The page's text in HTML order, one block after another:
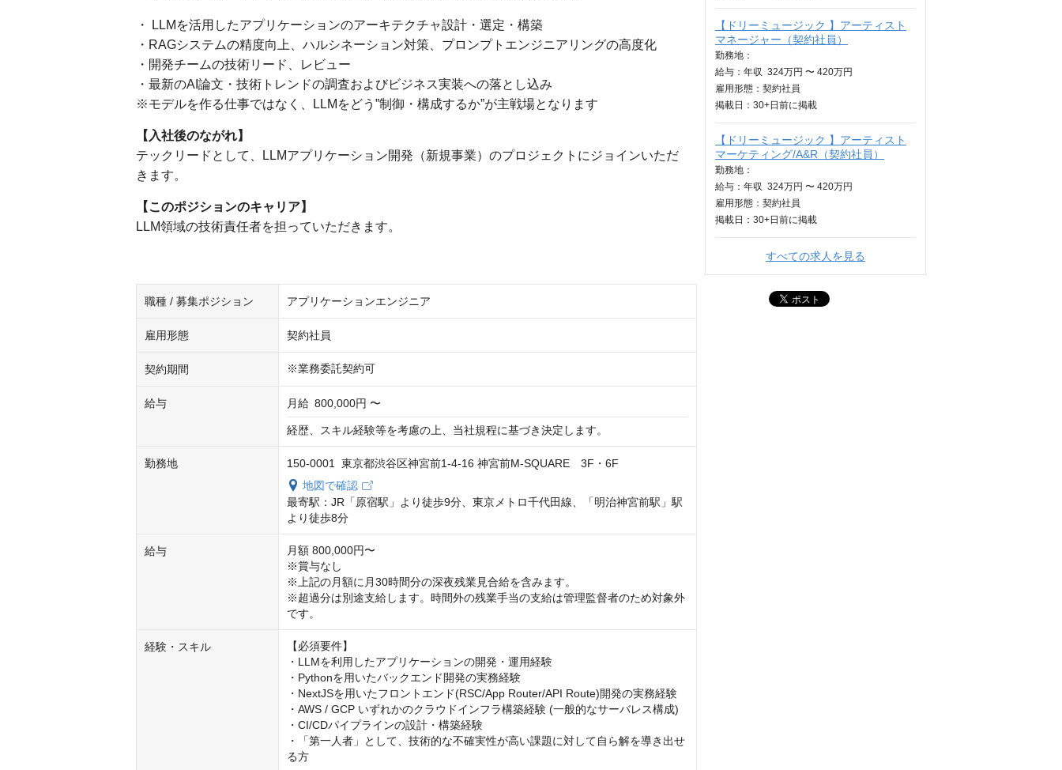
・ LLMを活用したアプリケーションのアーキテクチャ設計・選定・構築
・RAGシステムの精度向上、ハルシネーション対策、プロンプトエンジニアリングの高度化
・開発チームの技術リード、レビュー
・最新のAI論文・技術トレンドの調査およびビジネス実装への落とし込み
※モデルを作る仕事ではなく、LLMをどう”制御・構成するか”が主戦場となります
【入社後のながれ】
テックリードとして、LLMアプリケーション開発（新規事業）のプロジェクトにジョインいただ
きます。
【このポジションのキャリア】
LLM領域の技術責任者を担っていただきます。
職種 / 募集ポジション アプリケーションエンジニア
雇用形態 契約社員
契約期間 ※業務委託契約可
給与 月給 800,000円 〜
経歴、スキル経験等を考慮の上、当社規程に基づき決定します。
勤務地
150-0001 東京都渋谷区神宮前1-4-16 神宮前M-SQUARE 3F・6F
地図で確認
最寄駅：JR「原宿駅」より徒歩9分、東京メトロ千代田線、「明治神宮前駅」駅
より徒歩8分
給与
月額 800,000円〜
※賞与なし
※上記の月額に月30時間分の深夜残業見合給を含みます。
※超過分は別途支給します。時間外の残業手当の支給は管理監督者のため対象外
です。
経験・スキル
【必須要件】
・LLMを利用したアプリケーションの開発・運用経験
・Pythonを用いたバックエンド開発の実務経験
・NextJSを用いたフロントエンド(RSC/App Router/API Route)開発の実務経験
・AWS / GCP いずれかのクラウドインフラ構築経験 (一般的なサーバレス構成)
・CI/CDパイプラインの設計・構築経験
・「第一人者」として、技術的な不確実性が高い課題に対して自ら解を導き出せ
る方
【ドリーミュージック 】アーティスト
マネージャー（契約社員）
勤務地：
給与： 年収 324万円 〜 420万円
雇用形態：契約社員
掲載日： 30+日 前に掲載
【ドリーミュージック 】アーティスト
マーケティング/A&R（契約社員）
勤務地：
給与： 年収 324万円 〜 420万円
雇用形態：契約社員
掲載日： 30+日 前に掲載
すべての求人を見る